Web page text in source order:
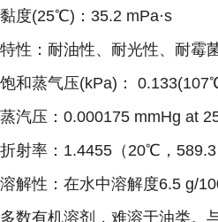
黏度(25℃)：35.2 mPa·s
特性：耐油性、耐光性、耐霉
饱和蒸气压(kPa)：
蒸汽压：0.000175 mmHg at
折射率：1.4455（20℃，589.3
溶解性：在水中溶解度6.5 g/
多数有机溶剂，难溶于油类。